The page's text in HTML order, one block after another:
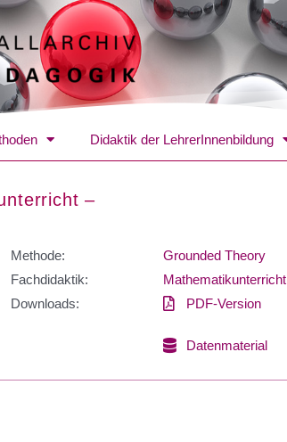
Didaktik der LehrerInnenbildung
–
Methode:
Grounded Theory
Fachdidaktik:
Mathematikunterricht
Downloads:
PDF-Version
Datenmaterial